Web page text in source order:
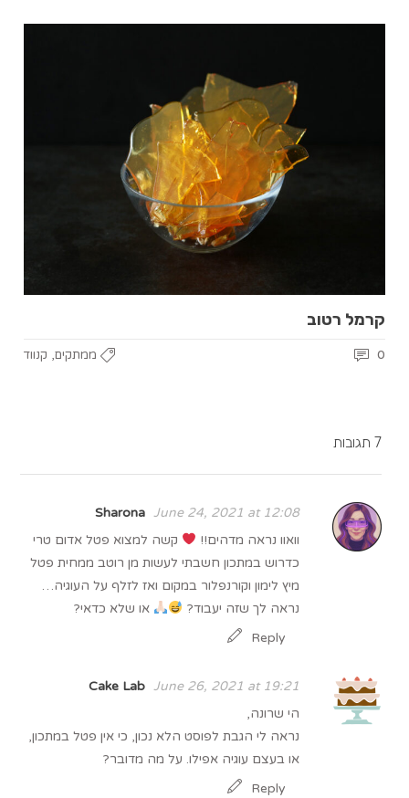
קרמל רטוב
ממתקים, קנווד 0
7 תגובות
Sharona June 24, 2021 at 12:08
וואוו נראה מדהים!!
קשה למצוא פטל אדום טרי
כדרוש במתכון חשבתי לעשות מן רוטב ממחית פטל
מיץ לימון וקורנפלור במקום ואז לזלף על העוגיה…
נראה לך שזה יעבוד?
או שלא כדאי?
Reply
Cake Lab June 26, 2021 at 19:21
הי שרונה,
נראה לי הגבת לפוסט הלא נכון, כי אין פטל במתכון,
או בעצם עוגיה אפילו. על מה מדובר?
Reply